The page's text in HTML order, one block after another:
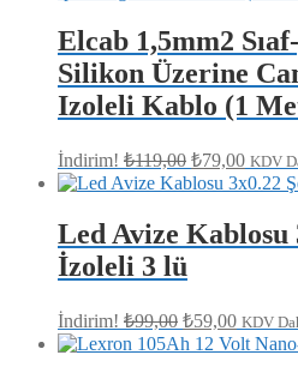
Elcab 1,5mm2
Silikon Üzerine
Izoleli Kablo (1
İndirim! ₺119,00 Orijinal
fiyat:
₺79,00Şu
andaki
fiyat:
KDV
Led Avize Kablosu
İzoleli 3 lü
İndirim! ₺99,00 Orijinal
fiyat:
₺59,00Şu
andaki
fiyat:
KDV